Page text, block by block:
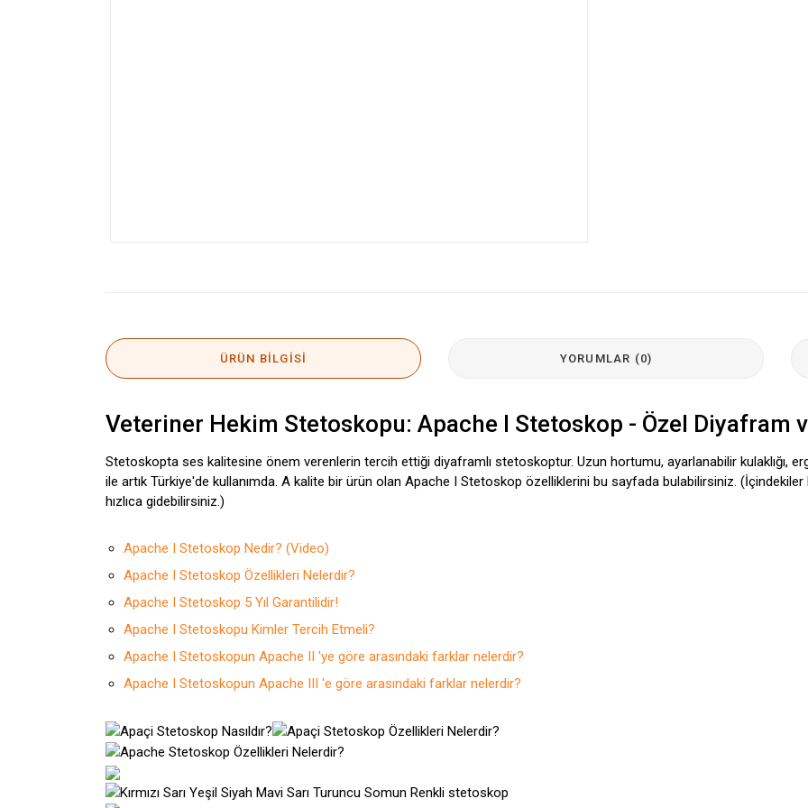
ÜRÜN BILGISI YORUMLAR (0)
Veteriner Hekim Stetoskopu: Apache I Stetoskop - Özel Diyafram
Stetoskopta ses kalitesine önem verenlerin tercih ettiği diyaframlı stetoskoptur. Uzun hortumu, ayarlanabilir kulaklığı,
ile artık Türkiye'de kullanımda. A kalite bir ürün olan Apache I Stetoskop özelliklerini bu sayfada bulabilirsiniz. (İçindekiler
hızlıca gidebilirsiniz.)
Apache I Stetoskop Nedir? (Video)
Apache I Stetoskop Özellikleri Nelerdir?
Apache I Stetoskop 5 Yıl Garantilidir!
Apache I Stetoskopu Kimler Tercih Etmeli?
Apache I Stetoskopun Apache II 'ye göre arasındaki farklar nelerdir?
Apache I Stetoskopun Apache III 'e göre arasındaki farklar nelerdir?